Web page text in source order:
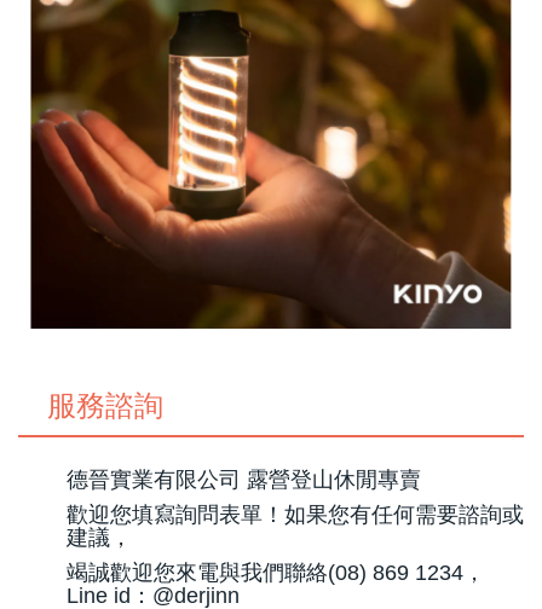
服務諮詢
德晉實業有限公司 露營登山休閒專賣
歡迎您填寫詢問表單！如果您有任何需要諮詢或
建議，
竭誠歡迎您來電與我們聯絡(08) 869 1234，
Line id：@derjinn